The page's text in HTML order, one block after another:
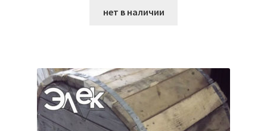
нет в наличии